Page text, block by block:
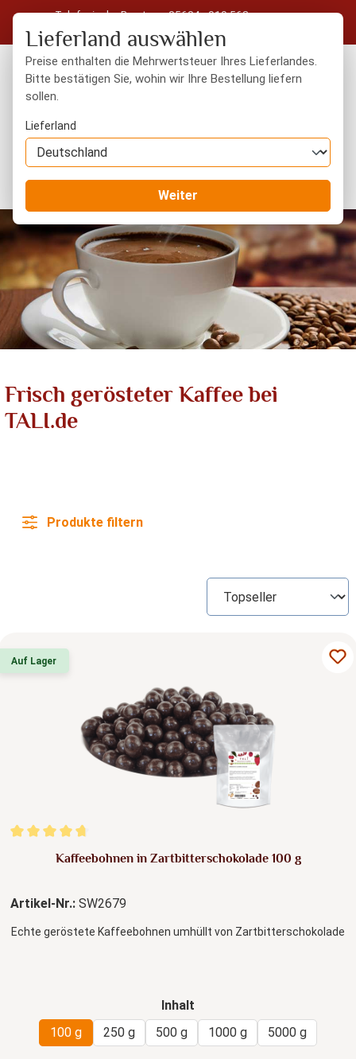
Zum Hauptinhalt springen
Telefonische Beratung: 05604 - 919 563
Kostenloser Versand in Deutschland ab 50 € Warenwert
Frisch gerösteter Kaffee bei
TALI.de
Produkte filtern
Auf Lager
Durchschnittliche Bewertung von 4.82 von 5 Sternen
Kaffeebohnen in Zartbitterschokolade 100 g
Artikel-Nr.: SW2679
Echte geröstete Kaffeebohnen umhüllt von Zartbitterschokolade
Inhalt
100 g
250 g 500 g 1000 g 5000 g
Lieferland auswählen
Preise enthalten die Mehrwertsteuer Ihres Lieferlandes.
Bitte bestätigen Sie, wohin wir Ihre Bestellung liefern
sollen.
Lieferland
Weiter